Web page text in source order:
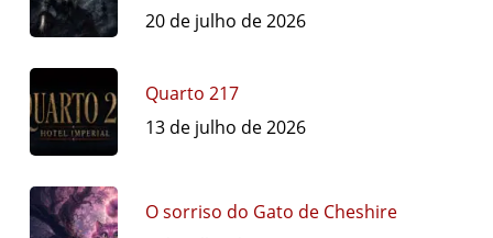
20 de julho de 2026
Quarto 217
13 de julho de 2026
O sorriso do Gato de Cheshire